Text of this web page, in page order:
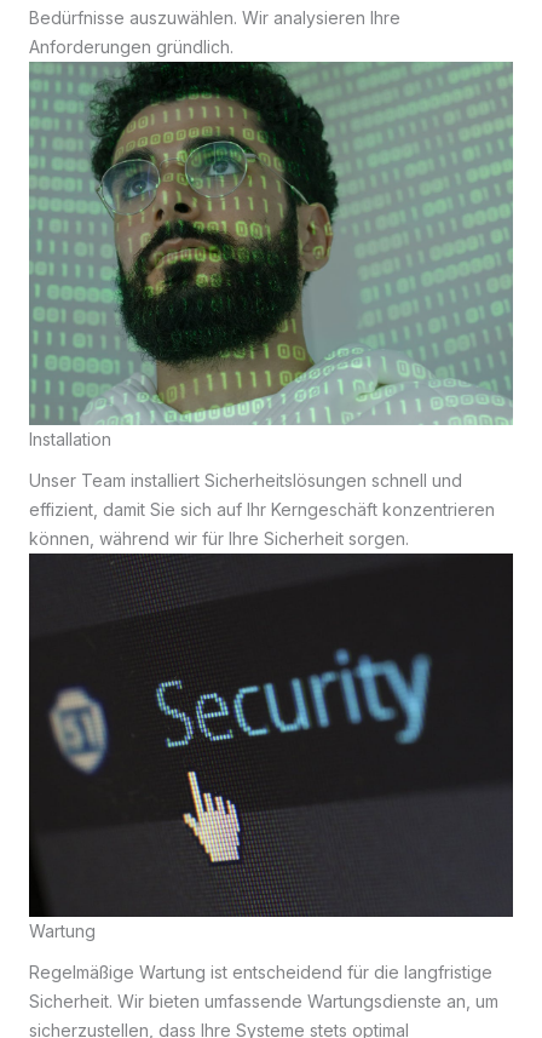
Bedürfnisse auszuwählen. Wir analysieren Ihre
Anforderungen gründlich.
Installation
Unser Team installiert Sicherheitslösungen schnell und
effizient, damit Sie sich auf Ihr Kerngeschäft konzentrieren
können, während wir für Ihre Sicherheit sorgen.
Wartung
Regelmäßige Wartung ist entscheidend für die langfristige
Sicherheit. Wir bieten umfassende Wartungsdienste an, um
sicherzustellen, dass Ihre Systeme stets optimal